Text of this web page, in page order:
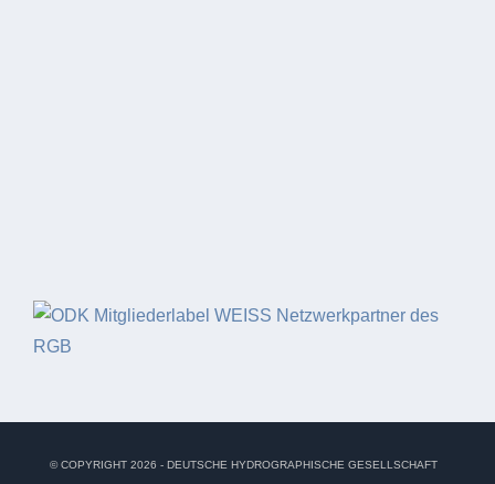
© COPYRIGHT 2026 - DEUTSCHE HYDROGRAPHISCHE GESELLSCHAFT